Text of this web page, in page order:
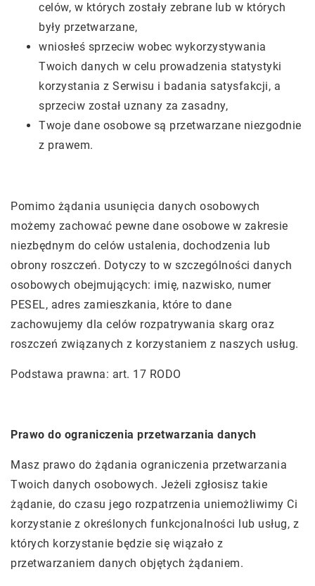
celów, w których zostały zebrane lub w których
były przetwarzane,
wniosłeś sprzeciw wobec wykorzystywania
Twoich danych w celu prowadzenia statystyki
korzystania z Serwisu i badania satysfakcji, a
sprzeciw został uznany za zasadny,
Twoje dane osobowe są przetwarzane niezgodnie
z prawem.
Pomimo żądania usunięcia danych osobowych
możemy zachować pewne dane osobowe w zakresie
niezbędnym do celów ustalenia, dochodzenia lub
obrony roszczeń. Dotyczy to w szczególności danych
osobowych obejmujących: imię, nazwisko, numer
PESEL, adres zamieszkania, które to dane
zachowujemy dla celów rozpatrywania skarg oraz
roszczeń związanych z korzystaniem z naszych usług.
Podstawa prawna: art. 17 RODO
Prawo do ograniczenia przetwarzania danych
Masz prawo do żądania ograniczenia przetwarzania
Twoich danych osobowych. Jeżeli zgłosisz takie
żądanie, do czasu jego rozpatrzenia uniemożliwimy Ci
korzystanie z określonych funkcjonalności lub usług, z
których korzystanie będzie się wiązało z
przetwarzaniem danych objętych żądaniem.